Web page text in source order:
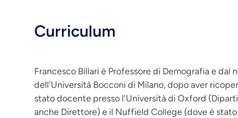
Curriculum
Francesco Billari è Professore di Demografia e dal
dell'Università Bocconi di Milano, dopo aver
stato docente presso l'Università di Oxford
anche Direttore) e il Nuffield College (dove è stato